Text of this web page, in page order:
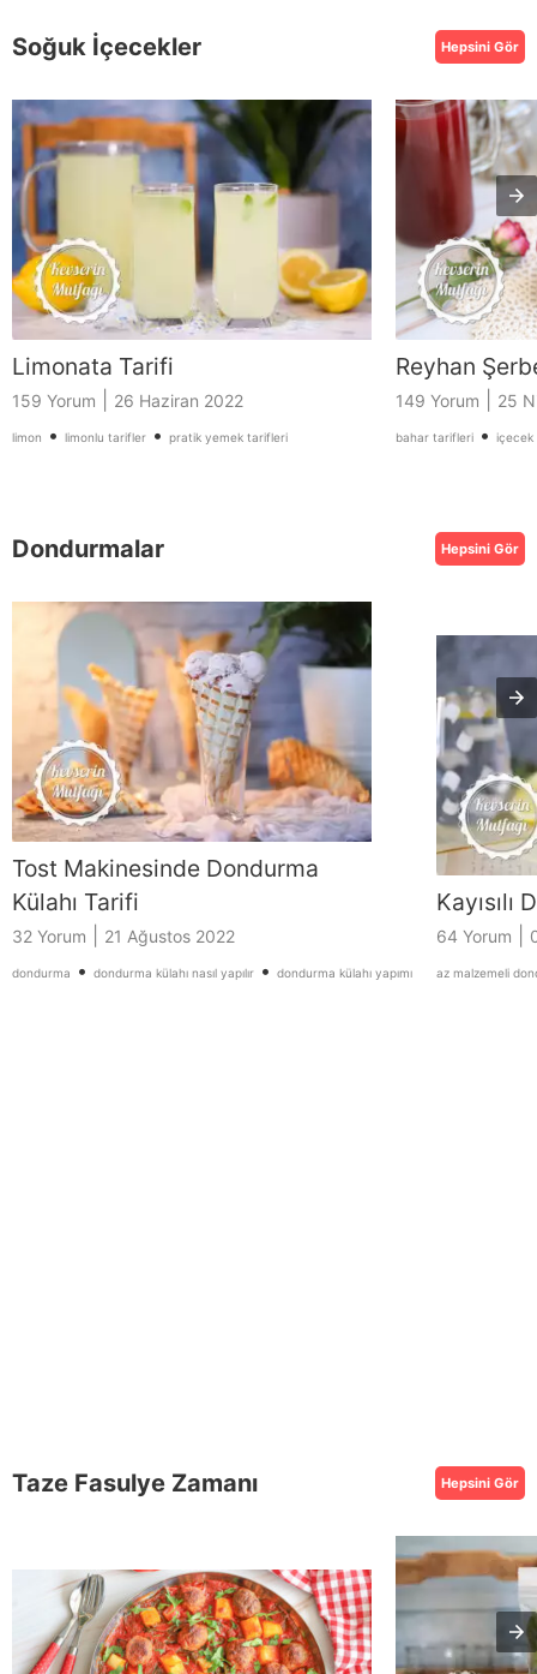
Soğuk İçecekler Hepsini Gör
Limonata Tarifi
159 Yorum 26 Haziran 2022
limon • limonlu tarifler • pratik yemek tarifleri
Reyhan
149 Yorum 25
bahar tarifleri • içecek
Dondurmalar Hepsini Gör
Tost Makinesinde Dondurma
Külahı Tarifi
32 Yorum 21 Ağustos 2022
dondurma • dondurma külahı nasıl yapılır • dondurma külahı yapımı
Kayısılı
64 Yorum
az malzemeli
Taze Fasulye Zamanı Hepsini Gör